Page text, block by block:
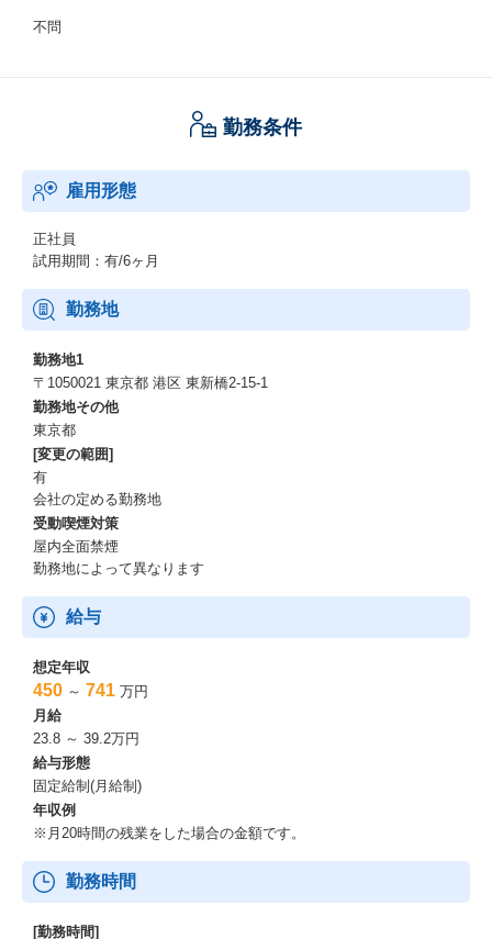
不問
勤務条件
雇用形態
正社員
試用期間：有/6ヶ月
勤務地
勤務地1
〒1050021 東京都 港区 東新橋2-15-1
勤務地その他
東京都
[変更の範囲]
有
会社の定める勤務地
受動喫煙対策
屋内全面禁煙
勤務地によって異なります
給与
想定年収
450 ～ 741 万円
月給
23.8 ～ 39.2万円
給与形態
固定給制(月給制)
年収例
※月20時間の残業をした場合の金額です。
勤務時間
[勤務時間]